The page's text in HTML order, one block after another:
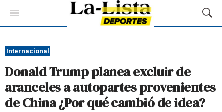
M
e
ú
M
o
B
Internacional
Donald Trump planea excluir de
aranceles a autopartes provenientes
de China ¿Por qué cambió de idea?